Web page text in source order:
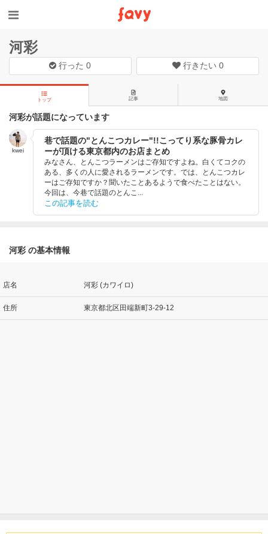
河彩
行った0 行きたい 0
トップ 記事 地図
河彩が話題になっています
kwei
巷で話題の"とんこつカレー"!!こってり系な豚骨カレ
ーが頂ける東京都内のお店まとめ
みなさん、とんこつラーメンはご存知ですよね。白くてコクの
ある、多くの人に愛されるラーメンです。では、とんこつカレ
ーはご存知ですか？聞いたことあるようで食べたことはない。
今回は、今巷で話題のとんこ...
この記事を読む
河彩 の基本情報
店名 河彩 (カワイロ)
住所 東京都北区田端新町3-29-12